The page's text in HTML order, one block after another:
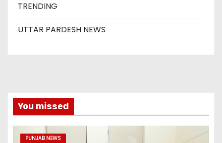
TRENDING
UTTAR PARDESH NEWS
You missed
PUNJAB NEWS